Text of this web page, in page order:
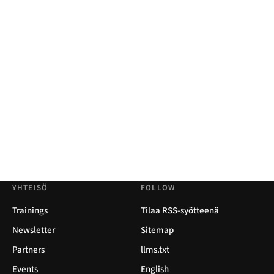
YHTEISÖ
Trainings
Newsletter
Partners
Events
FOLLOW
Tilaa RSS-syötteenä
Sitemap
llms.txt
English